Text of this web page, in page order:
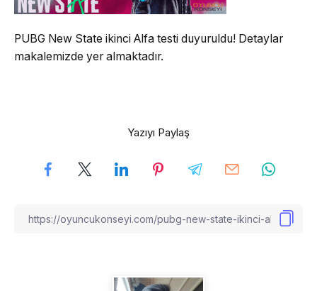
PUBG New State ikinci Alfa testi duyuruldu! Detaylar
makalemizde yer almaktadır.
Yazıyı Paylaş